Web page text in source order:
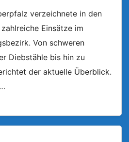
verzeichnete in den
Einsätze im
Von schweren
Diebstähle bis hin zu
der aktuelle Überblick.